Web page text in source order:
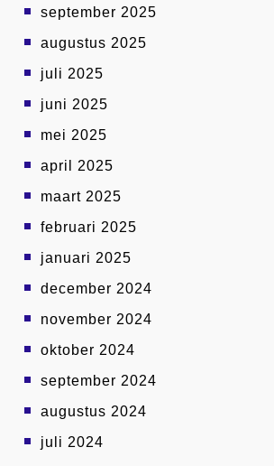
september 2025
augustus 2025
juli 2025
juni 2025
mei 2025
april 2025
maart 2025
februari 2025
januari 2025
december 2024
november 2024
oktober 2024
september 2024
augustus 2024
juli 2024